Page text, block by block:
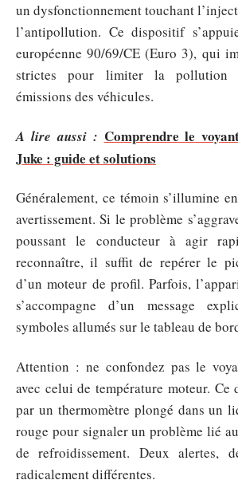
un dysfonctionnement touchant
l’antipollution. Ce dispositif
européenne 90/69/CE (Euro 3), qui
strictes pour limiter la pollution
émissions des véhicules.
A lire aussi : Comprendre le
Juke : guide et solutions
Généralement, ce témoin s’illumine
avertissement. Si le problème
poussant le conducteur à agir
reconnaître, il suffit de repérer le
d’un moteur de profil. Parfois,
s’accompagne d’un message
symboles allumés sur le tableau de
Attention : ne confondez pas le
avec celui de température moteur. Ce
par un thermomètre plongé dans un
rouge pour signaler un problème lié
de refroidissement. Deux alertes,
radicalement différentes.